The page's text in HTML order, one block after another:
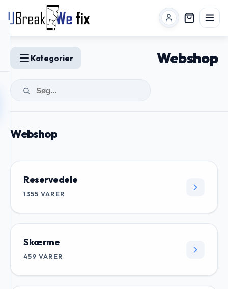
Kategorier Webshop
Webshop
Reservedele
1355 VARER
Skærme
459 VARER